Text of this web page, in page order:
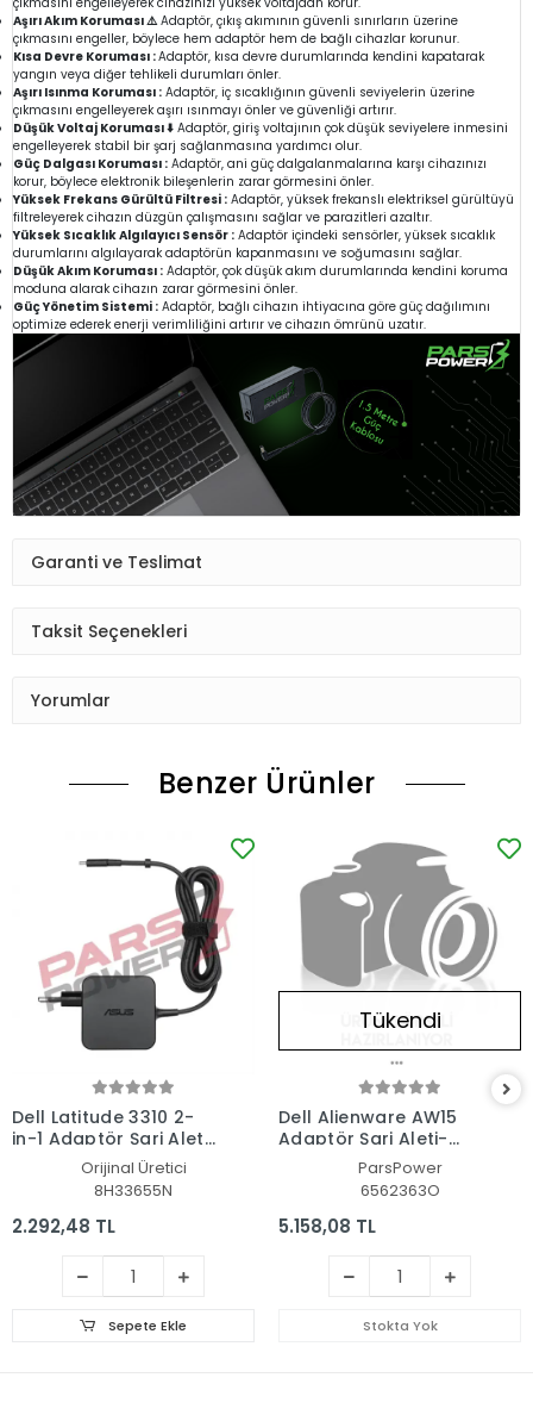
Aşırı Akım Koruması ⚠️Adaptör, çıkış akımının güvenli sınırların üzerine
çıkmasını engeller, böylece hem adaptör hem de bağlı cihazlar korunur.
Kısa Devre Koruması :Adaptör, kısa devre durumlarında kendini kapatarak
yangın veya diğer tehlikeli durumları önler.
Aşırı Isınma Koruması : Adaptör, iç sıcaklığının güvenli seviyelerin üzerine
çıkmasını engelleyerek aşırı ısınmayı önler ve güvenliği artırır.
Düşük Voltaj Koruması ⬇️ Adaptör, giriş voltajının çok düşük seviyelere inmesini
engelleyerek stabil bir şarj sağlanmasına yardımcı olur.
Güç Dalgası Koruması : Adaptör, ani güç dalgalanmalarına karşı cihazınızı
korur, böylece elektronik bileşenlerin zarar görmesini önler.
Yüksek Frekans Gürültü Filtresi : Adaptör, yüksek frekanslı elektriksel gürültüyü
filtreleyerek cihazın düzgün çalışmasını sağlar ve parazitleri azaltır.
Yüksek Sıcaklık Algılayıcı Sensör : Adaptör içindeki sensörler, yüksek sıcaklık
durumlarını algılayarak adaptörün kapanmasını ve soğumasını sağlar.
Düşük Akım Koruması : Adaptör, çok düşük akım durumlarında kendini koruma
moduna alarak cihazın zarar görmesini önler.
Güç Yönetim Sistemi : Adaptör, bağlı cihazın ihtiyacına göre güç dağılımını
optimize ederek enerji verimliliğini artırır ve cihazın ömrünü uzatır.
Garanti ve Teslimat
Taksit Seçenekleri
Yorumlar
Benzer Ürünler
Dell Latitude 3310 2-
in-1 Adaptör Şarj Aleti-
Orijinal Üretici
8H33655N
2.292,48 TL
Sepete Ekle
Tükendi
Dell Alienware AW15
Adaptör Şarj Aleti-
Cihazı (Pars Power)
ParsPower
6562363O
5.158,08 TL
Stokta Yok